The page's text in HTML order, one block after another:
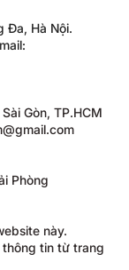
Đa, Hà Nội.
Gòn, TP.HCM
Phòng
này.
thông tin từ trang